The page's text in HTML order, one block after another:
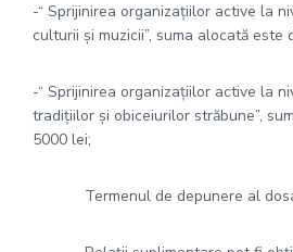
-“ Sprijinirea organizațiilor active la
culturii și muzicii”, suma alocată
-“ Sprijinirea organizațiilor active la
tradițiilor și obiceiurilor străbune”,
5000 lei;
Termenul de depunere al